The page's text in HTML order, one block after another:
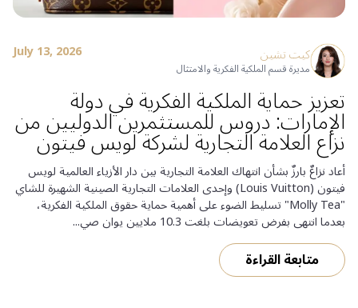
كيت تشين
مديرة قسم الملكية الفكرية والامتثال
July 13, 2026
تعزيز حماية الملكية الفكرية في دولة
الإمارات: دروس للمستثمرين الدوليين من
نزاع العلامة التجارية لشركة لويس فيتون
أعاد نزاعٌ بارزٌ بشأن انتهاك العلامة التجارية بين دار الأزياء العالمية لويس
فيتون (Louis Vuitton) وإحدى العلامات التجارية الصينية الشهيرة للشاي
"Molly Tea" تسليط الضوء على أهمية حماية حقوق الملكية الفكرية،
بعدما انتهى بفرض تعويضات بلغت 10.3 ملايين يوان صي...
متابعة القراءة